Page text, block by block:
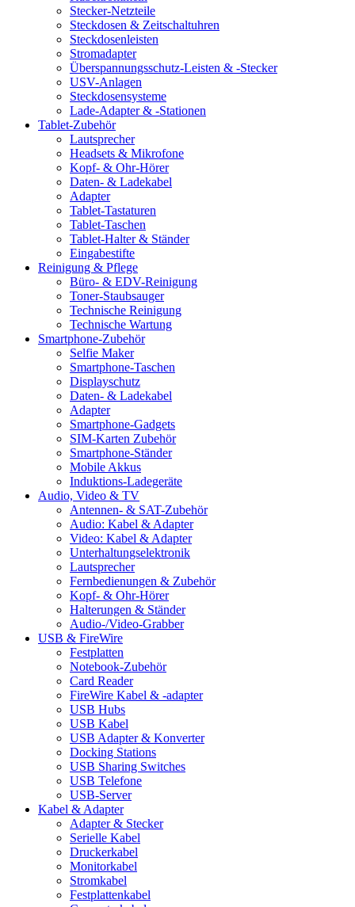
Stecker-Netzteile
Steckdosen & Zeitschaltuhren
Steckdosenleisten
Stromadapter
Überspannungsschutz-Leisten & -Stecker
USV-Anlagen
Steckdosensysteme
Lade-Adapter & -Stationen
Tablet-Zubehör
Lautsprecher
Headsets & Mikrofone
Kopf- & Ohr-Hörer
Daten- & Ladekabel
Adapter
Tablet-Tastaturen
Tablet-Taschen
Tablet-Halter & Ständer
Eingabestifte
Reinigung & Pflege
Büro- & EDV-Reinigung
Toner-Staubsauger
Technische Reinigung
Technische Wartung
Smartphone-Zubehör
Selfie Maker
Smartphone-Taschen
Displayschutz
Daten- & Ladekabel
Adapter
Smartphone-Gadgets
SIM-Karten Zubehör
Smartphone-Ständer
Mobile Akkus
Induktions-Ladegeräte
Audio, Video & TV
Antennen- & SAT-Zubehör
Audio: Kabel & Adapter
Video: Kabel & Adapter
Unterhaltungselektronik
Lautsprecher
Fernbedienungen & Zubehör
Kopf- & Ohr-Hörer
Halterungen & Ständer
Audio-/Video-Grabber
USB & FireWire
Festplatten
Notebook-Zubehör
Card Reader
FireWire Kabel & -adapter
USB Hubs
USB Kabel
USB Adapter & Konverter
Docking Stations
USB Sharing Switches
USB Telefone
USB-Server
Kabel & Adapter
Adapter & Stecker
Serielle Kabel
Druckerkabel
Monitorkabel
Stromkabel
Festplattenkabel